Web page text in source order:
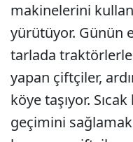
makinelerini
yürütüyor. Günün
tarlada
yapan çiftçiler,
köye taşıyor.
geçimini